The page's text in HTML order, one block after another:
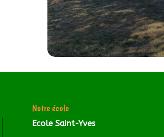
Notre école
Ecole Saint-Yves